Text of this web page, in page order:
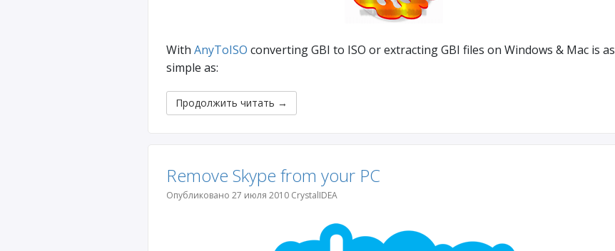
With AnyToISO converting GBI to ISO or extracting GBI files on Windows & Mac is as
simple as:
Продолжить читать →
Remove Skype from your PC
Опубликовано 27 июля 2010 CrystalIDEA